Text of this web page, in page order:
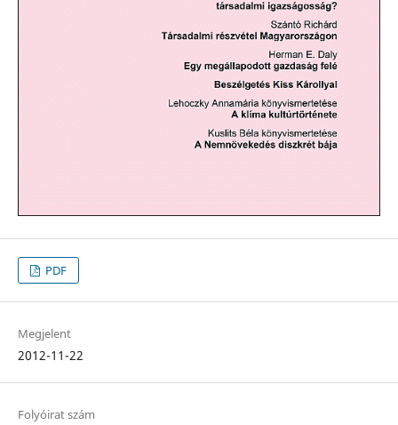
PDF
Megjelent
2012-11-22
Folyóirat szám